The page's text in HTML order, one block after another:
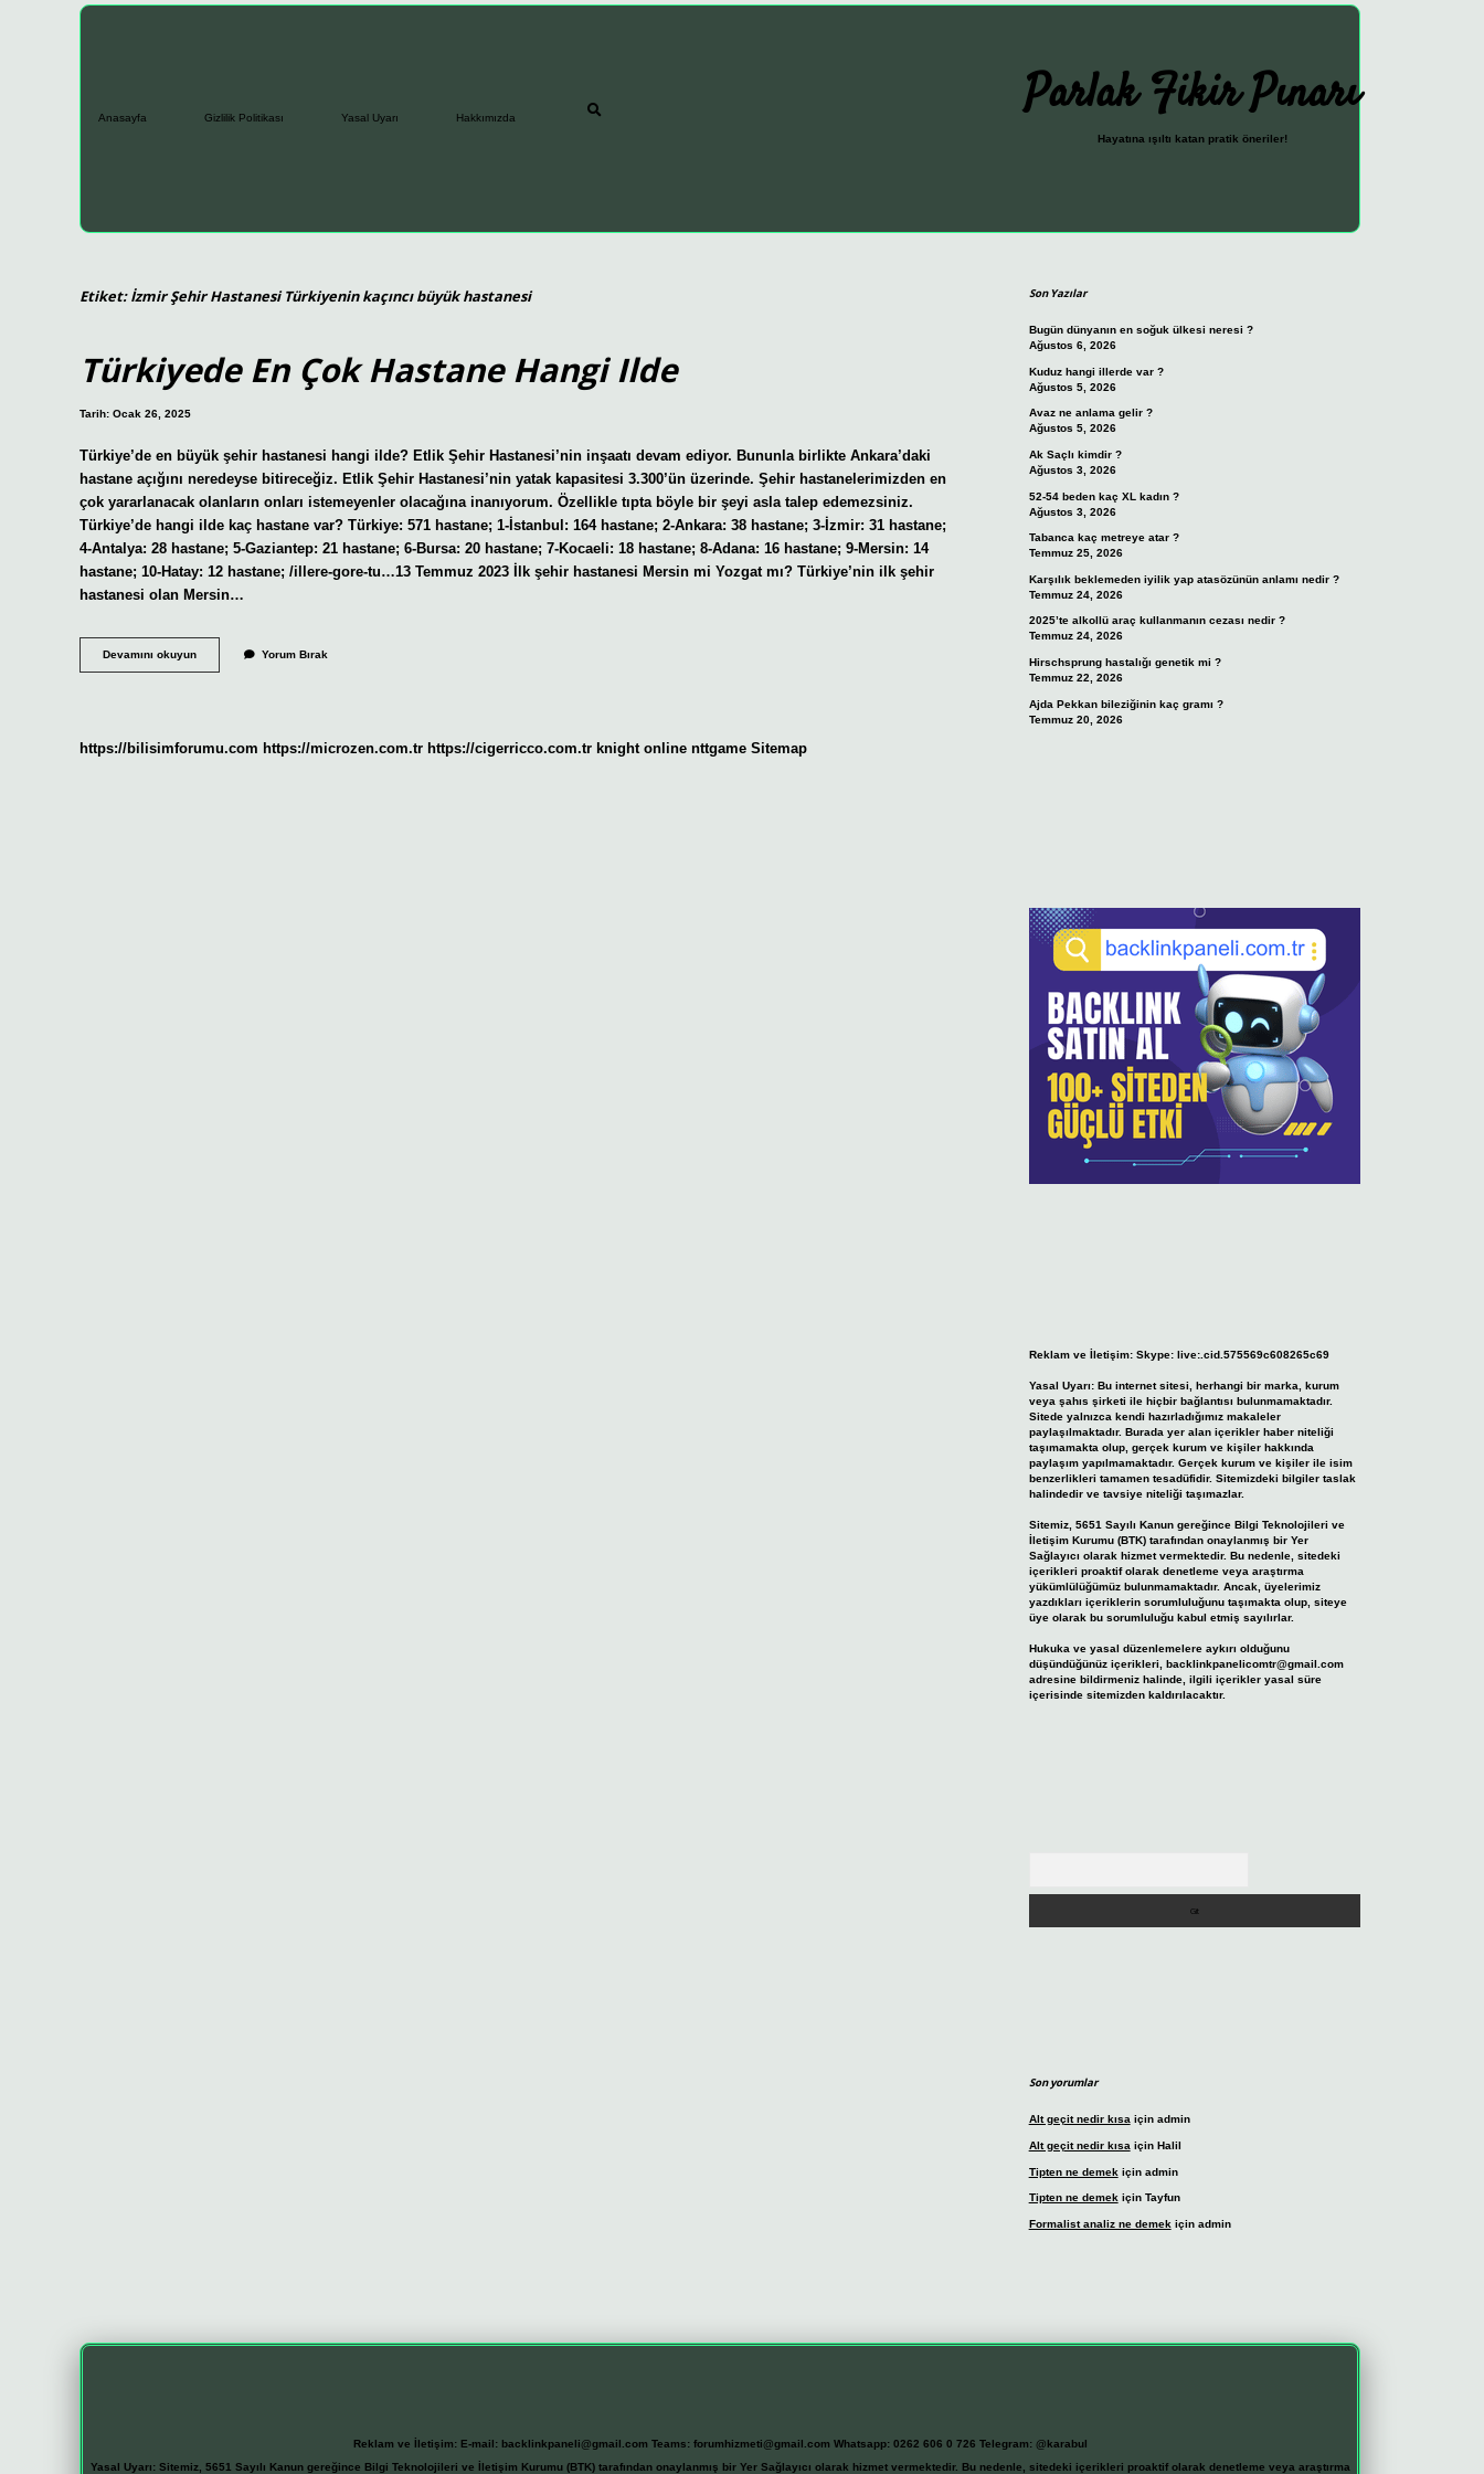
Anasayfa Gizlilik Politikası Yasal Uyarı Hakkımızda Parlak Fikir Pınarı
Hayatına ışıltı katan pratik öneriler!
Etiket:İzmir Şehir Hastanesi Türkiyenin kaçıncı büyük hastanesi
Türkiyede En Çok Hastane Hangi Ilde
Tarih: Ocak 26, 2025
Türkiye’de en büyük şehir hastanesi hangi ilde? Etlik Şehir Hastanesi’nin inşaatı devam ediyor. Bununla birlikte Ankara’daki
hastane açığını neredeyse bitireceğiz. Etlik Şehir Hastanesi’nin yatak kapasitesi 3.300’ün üzerinde. Şehir hastanelerimizden en
çok yararlanacak olanların onları istemeyenler olacağına inanıyorum. Özellikle tıpta böyle bir şeyi asla talep edemezsiniz.
Türkiye’de hangi ilde kaç hastane var? Türkiye: 571 hastane; 1-İstanbul: 164 hastane; 2-Ankara: 38 hastane; 3-İzmir: 31 hastane;
4-Antalya: 28 hastane; 5-Gaziantep: 21 hastane; 6-Bursa: 20 hastane; 7-Kocaeli: 18 hastane; 8-Adana: 16 hastane; 9-Mersin: 14
hastane; 10-Hatay: 12 hastane; /illere-gore-tu…13 Temmuz 2023 İlk şehir hastanesi Mersin mi Yozgat mı? Türkiye’nin ilk şehir
hastanesi olan Mersin…
Devamını okuyunTürkiyede
En
Yorum Bırak
https://bilisimforumu.com https://microzen.com.tr https://cigerricco.com.tr knight online nttgame Sitemap
Son Yazılar
Bugün dünyanın en soğuk ülkesi neresi ?
Ağustos 6, 2026
Kuduz hangi illerde var ?
Ağustos 5, 2026
Avaz ne anlama gelir ?
Ağustos 5, 2026
Ak Saçlı kimdir ?
Ağustos 3, 2026
52-54 beden kaç XL kadın ?
Ağustos 3, 2026
Tabanca kaç metreye atar ?
Temmuz 25, 2026
Karşılık beklemeden iyilik yap atasözünün anlamı nedir ?
Temmuz 24, 2026
2025’te alkollü araç kullanmanın cezası nedir ?
Temmuz 24, 2026
Hirschsprung hastalığı genetik mi ?
Temmuz 22, 2026
Ajda Pekkan bileziğinin kaç gramı ?
Temmuz 20, 2026
Reklam ve İletişim: Skype: live:.cid.575569c608265c69
Yasal Uyarı: Bu internet sitesi, herhangi bir marka, kurum
veya şahıs şirketi ile hiçbir bağlantısı bulunmamaktadır.
Sitede yalnızca kendi hazırladığımız makaleler
paylaşılmaktadır. Burada yer alan içerikler haber niteliği
taşımamakta olup, gerçek kurum ve kişiler hakkında
paylaşım yapılmamaktadır. Gerçek kurum ve kişiler ile isim
benzerlikleri tamamen tesadüfidir. Sitemizdeki bilgiler taslak
halindedir ve tavsiye niteliği taşımazlar.
Sitemiz, 5651 Sayılı Kanun gereğince Bilgi Teknolojileri ve
İletişim Kurumu (BTK) tarafından onaylanmış bir Yer
Sağlayıcı olarak hizmet vermektedir. Bu nedenle, sitedeki
içerikleri proaktif olarak denetleme veya araştırma
yükümlülüğümüz bulunmamaktadır. Ancak, üyelerimiz
yazdıkları içeriklerin sorumluluğunu taşımakta olup, siteye
üye olarak bu sorumluluğu kabul etmiş sayılırlar.
Hukuka ve yasal düzenlemelere aykırı olduğunu
düşündüğünüz içerikleri, backlinkpanelicomtr@gmail.com
adresine bildirmeniz halinde, ilgili içerikler yasal süre
içerisinde sitemizden kaldırılacaktır.
Son yorumlar
Alt geçit nedir kısaiçin admin
Alt geçit nedir kısa için Halil
Tipten ne demek için admin
Tipten ne demek için Tayfun
Formalist analiz ne demek için admin
Reklam ve İletişim: E-mail: backlinkpaneli@gmail.com Teams: forumhizmeti@gmail.com Whatsapp: 0262 606 0 726 Telegram: @karabul
Yasal Uyarı:Sitemiz, 5651 Sayılı Kanun gereğince Bilgi Teknolojileri ve İletişim Kurumu (BTK) tarafından onaylanmış bir Yer Sağlayıcı olarak hizmet vermektedir. Bu nedenle, sitedeki içerikleri proaktif olarak denetleme veya araştırma